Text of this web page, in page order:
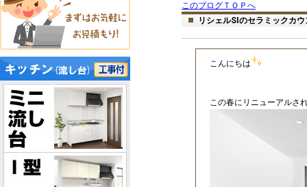
このブログＴＯＰへ
リシェルSIのセラミックカ
こんにちは
この春にリニューアルさ